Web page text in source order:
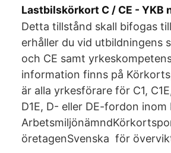
Lastbilskörkort C / CE - YKB
Detta tillstånd skall bifogas
erhåller du vid utbildningens
och CE samt
information finns på
är alla yrkesförare för C1,
D1E, D- eller DE-fordon inom
öretagenSvenska för